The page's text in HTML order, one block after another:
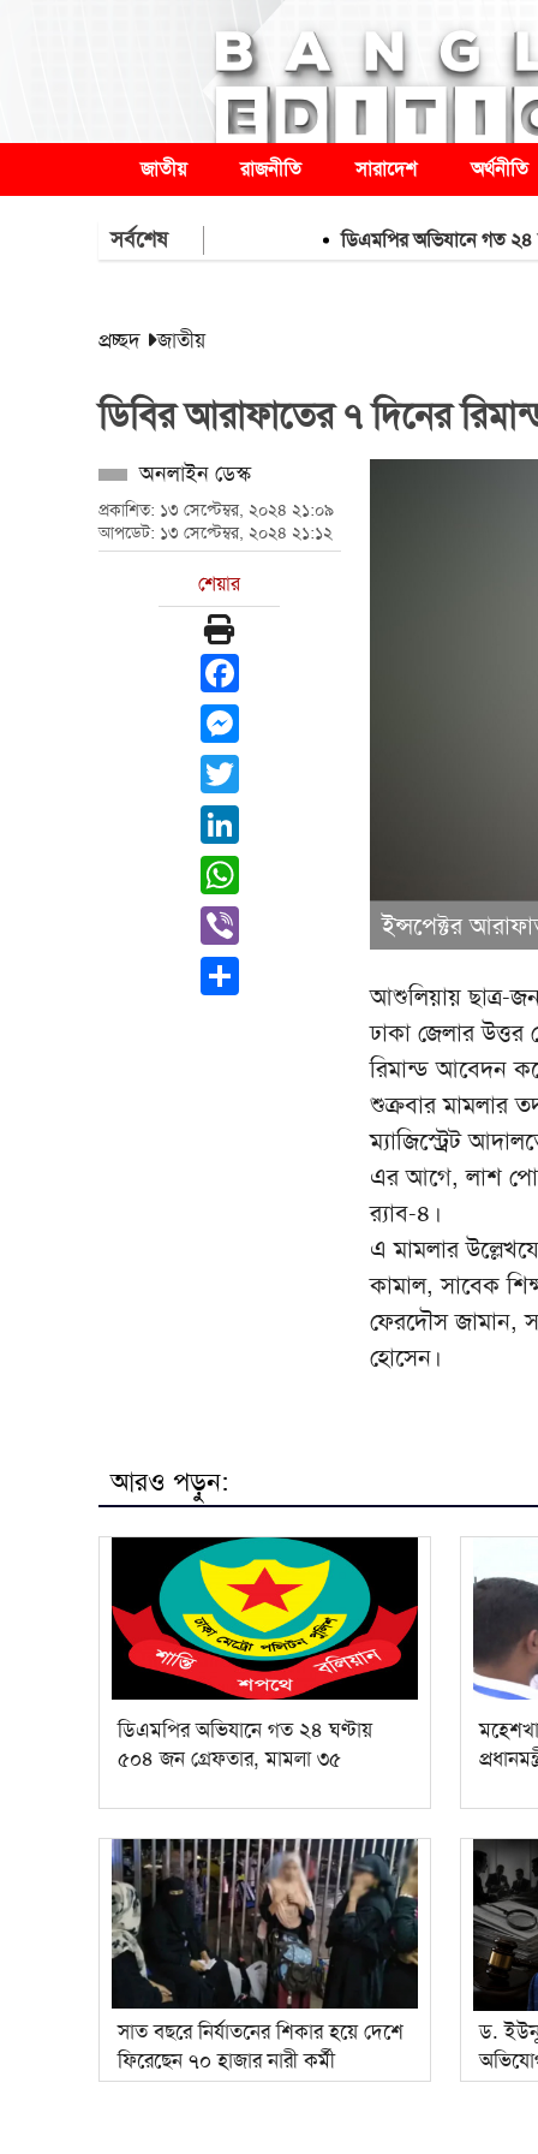
জাতীয় রাজনীতি সারাদেশ অর্থনীতি
সর্বশেষ ডিএমপির অভিযানে গত ২৪
প্রচ্ছদ জাতীয়
ডিবির আরাফাতের ৭ দিনের
অনলাইন ডেস্ক
প্রকাশিত: ১৩ সেপ্টেম্বর, ২০২৪ ২১:০৯
আপডেট: ১৩ সেপ্টেম্বর, ২০২৪ ২১:১২
শেয়ার
Facebook
Messenger
Twitter
LinkedIn
WhatsApp
Viber
Share
ইন্সপেক্টর
আশুলিয়ায় ছাত্র-
ঢাকা জেলার
রিমান্ড আবেদন
শুক্রবার মামলার
ম্যাজিস্ট্রেট
এর আগে, লাশ
র‍্যাব-৪।
এ মামলার
কামাল, সাবেক
ফেরদৌস জামান,
হোসেন।
আরও পড়ুন:
ডিএমপির অভিযানে গত ২৪ ঘণ্টায়
৫০৪ জন গ্রেফতার, মামলা ৩৫
সাত বছরে নির্যাতনের শিকার হয়ে দেশে
ফিরেছেন ৭০ হাজার নারী কর্মী
ড.